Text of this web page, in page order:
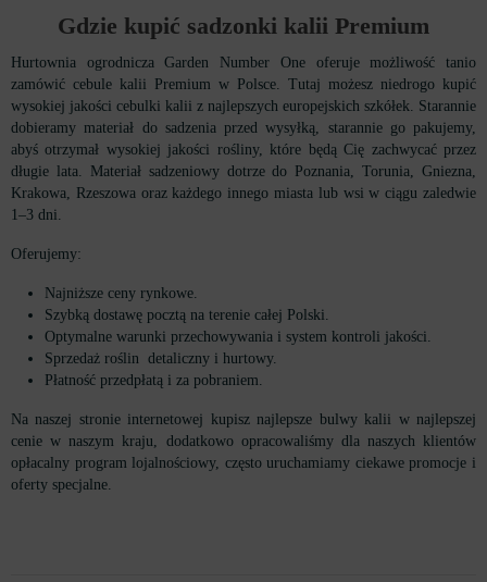
Gdzie kupić sadzonki kalii Premium
Hurtownia ogrodnicza Garden Number One oferuje możliwość tanio
zamówić cebule kalii Premium w Polsce. Tutaj możesz niedrogo kupić
wysokiej jakości cebulki kalii z najlepszych europejskich szkółek. Starannie
dobieramy materiał do sadzenia przed wysyłką, starannie go pakujemy,
abyś otrzymał wysokiej jakości rośliny, które będą Cię zachwycać przez
długie lata. Materiał sadzeniowy dotrze do Poznania, Torunia, Gniezna,
Krakowa, Rzeszowa oraz każdego innego miasta lub wsi w ciągu zaledwie
1–3 dni.
Oferujemy:
Najniższe ceny rynkowe.
Szybką dostawę pocztą na terenie całej Polski.
Optymalne warunki przechowywania i system kontroli jakości.
Sprzedaż roślin detaliczny i hurtowy.
Płatność przedpłatą i za pobraniem.
Na naszej stronie internetowej kupisz najlepsze bulwy kalii w najlepszej
cenie w naszym kraju, dodatkowo opracowaliśmy dla naszych klientów
opłacalny program lojalnościowy, często uruchamiamy ciekawe promocje i
oferty specjalne.